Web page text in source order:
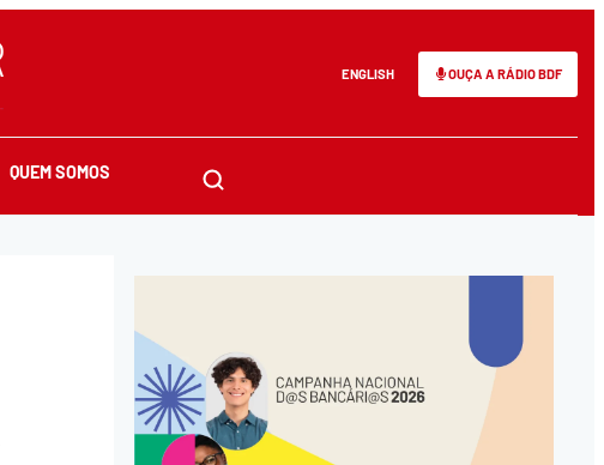
ENGLISH OUÇA A RÁDIO BDF
QUEM SOMOS